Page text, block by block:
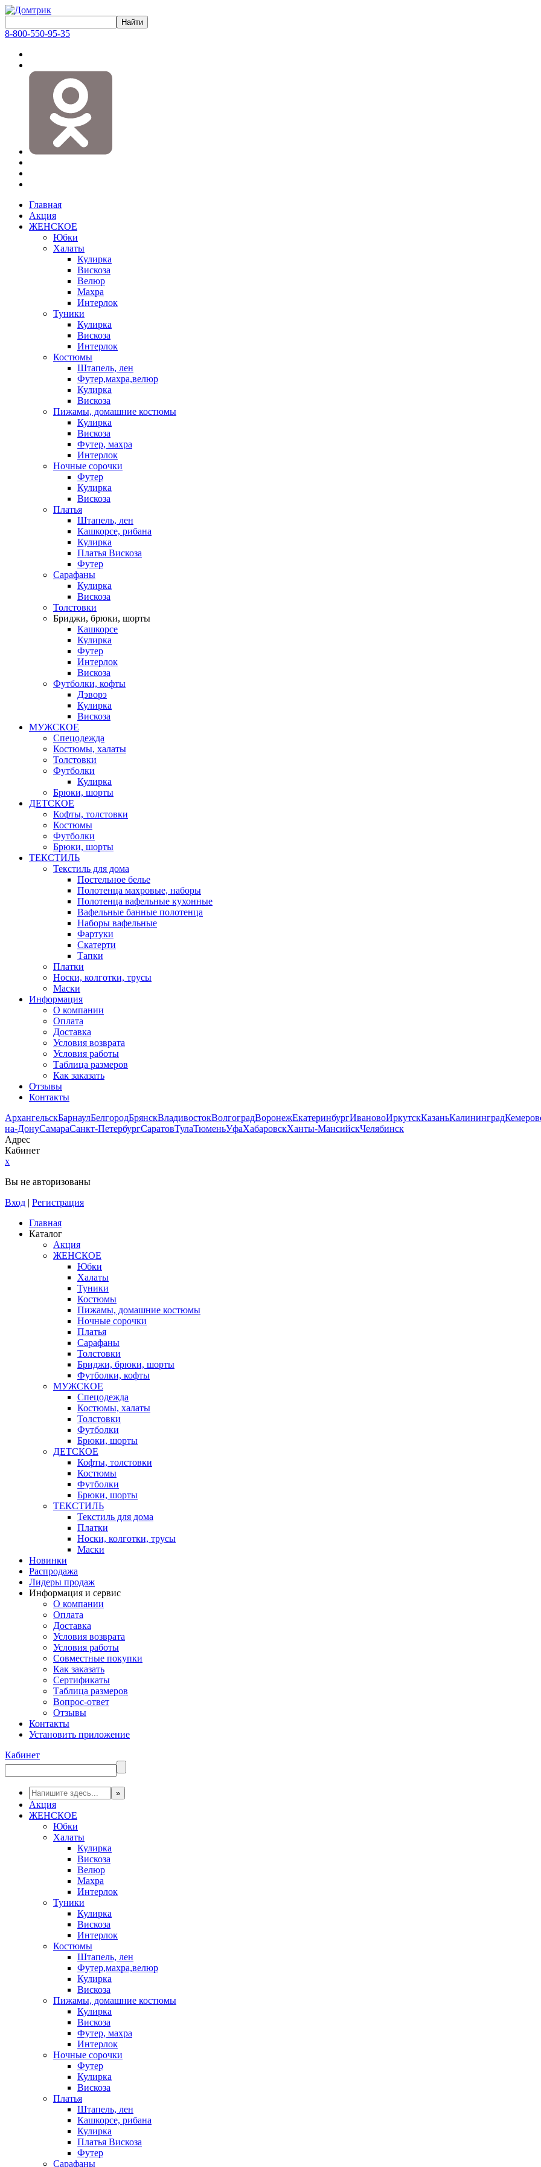
8-800-550-95-35
Главная
Акция
ЖЕНСКОЕ
Юбки
Халаты
Кулирка
Вискоза
Велюр
Махра
Интерлок
Туники
Кулирка
Вискоза
Интерлок
Костюмы
Штапель, лен
Футер,махра,велюр
Кулирка
Вискоза
Пижамы, домашние костюмы
Кулирка
Вискоза
Футер, махра
Интерлок
Ночные сорочки
Футер
Кулирка
Вискоза
Платья
Штапель, лен
Кашкорсе, рибана
Кулирка
Платья Вискоза
Футер
Сарафаны
Кулирка
Вискоза
Толстовки
Бриджи, брюки, шорты
Кашкорсе
Кулирка
Футер
Интерлок
Вискоза
Футболки, кофты
Дэворэ
Кулирка
Вискоза
МУЖСКОЕ
Спецодежда
Костюмы, халаты
Толстовки
Футболки
Кулирка
Брюки, шорты
ДЕТСКОЕ
Кофты, толстовки
Костюмы
Футболки
Брюки, шорты
ТЕКСТИЛЬ
Текстиль для дома
Постельное белье
Полотенца махровые, наборы
Полотенца вафельные кухонные
Вафельные банные полотенца
Наборы вафельные
Фартуки
Скатерти
Тапки
Платки
Носки, колготки, трусы
Маски
Информация
О компании
Оплата
Доставка
Условия возврата
Условия работы
Таблица размеров
Как заказать
Отзывы
Контакты
АрхангельскБарнаулБелгородБрянскВладивостокВолгоградВоронежЕкатеринбургИвановоИркутскКазаньКалининград
на-ДонуСамараСанкт-ПетербургСаратовТулаТюменьУфаХабаровскХанты-МансийскЧелябинск
Адрес
Кабинет
x
Вы не авторизованы
Вход | Регистрация
Главная
Каталог
Акция
ЖЕНСКОЕ
Юбки
Халаты
Туники
Костюмы
Пижамы, домашние костюмы
Ночные сорочки
Платья
Сарафаны
Толстовки
Бриджи, брюки, шорты
Футболки, кофты
МУЖСКОЕ
Спецодежда
Костюмы, халаты
Толстовки
Футболки
Брюки, шорты
ДЕТСКОЕ
Кофты, толстовки
Костюмы
Футболки
Брюки, шорты
ТЕКСТИЛЬ
Текстиль для дома
Платки
Носки, колготки, трусы
Маски
Новинки
Распродажа
Лидеры продаж
Информация и сервис
О компании
Оплата
Доставка
Условия возврата
Условия работы
Совместные покупки
Как заказать
Сертификаты
Таблица размеров
Вопрос-ответ
Отзывы
Контакты
Установить приложение
Кабинет
Акция
ЖЕНСКОЕ
Юбки
Халаты
Кулирка
Вискоза
Велюр
Махра
Интерлок
Туники
Кулирка
Вискоза
Интерлок
Костюмы
Штапель, лен
Футер,махра,велюр
Кулирка
Вискоза
Пижамы, домашние костюмы
Кулирка
Вискоза
Футер, махра
Интерлок
Ночные сорочки
Футер
Кулирка
Вискоза
Платья
Штапель, лен
Кашкорсе, рибана
Кулирка
Платья Вискоза
Футер
Сарафаны